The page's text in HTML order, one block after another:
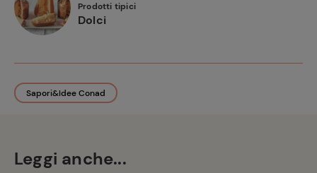
Prodotti tipici
Dolci
Sapori&Idee Conad
Leggi anche...